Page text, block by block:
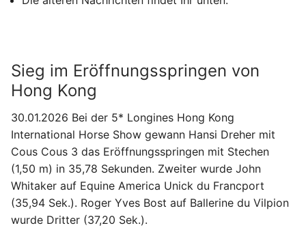
Sieg im Eröffnungsspringen von
Hong Kong
30.01.2026 Bei der 5* Longines Hong Kong
International Horse Show gewann Hansi Dreher mit
Cous Cous 3 das Eröffnungsspringen mit Stechen
(1,50 m) in 35,78 Sekunden. Zweiter wurde John
Whitaker auf Equine America Unick du Francport
(35,94 Sek.). Roger Yves Bost auf Ballerine du Vilpion
wurde Dritter (37,20 Sek.).